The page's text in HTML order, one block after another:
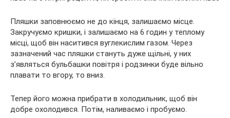
Пляшки заповнюємо не до кінця, залишаємо місце.
Закручуємо кришки, і залишаємо на 6 годин у теплому
місці, щоб він наситився вуглекислим газом. Через
зазначений час пляшки стануть дуже щільні, у них
з’являться бульбашки повітря і родзинки буде вільно
плавати то вгору, то вниз.
Тепер його можна прибрати в холодильник, щоб він
добре охолодився. Потім, наливаємо і пробуємо.